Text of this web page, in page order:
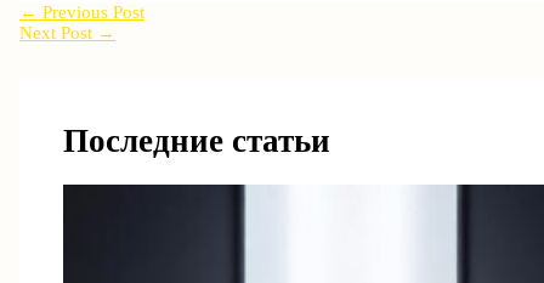
← Previous Post
Next Post →
Последние статьи